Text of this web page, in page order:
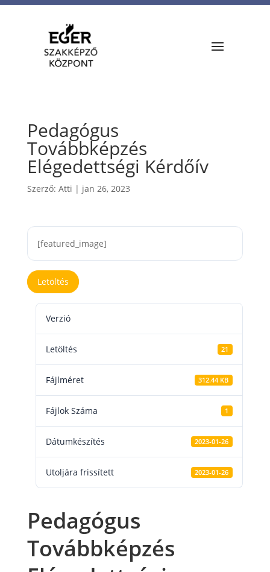
Pedagógus
Továbbképzés
Elégedettségi Kérdőív
Szerző: Atti | jan 26, 2023
[featured_image]
Letöltés
Verzió
Letöltés 21
Fájlméret 312.44 KB
Fájlok Száma 1
Dátumkészítés 2023-01-26
Utoljára frissített 2023-01-26
Pedagógus
Továbbképzés